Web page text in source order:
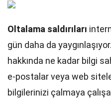
Oltalama saldırıları
gün daha da
hakkında ne kadar bilgi
e-postalar veya web
bilgilerinizi çalmaya